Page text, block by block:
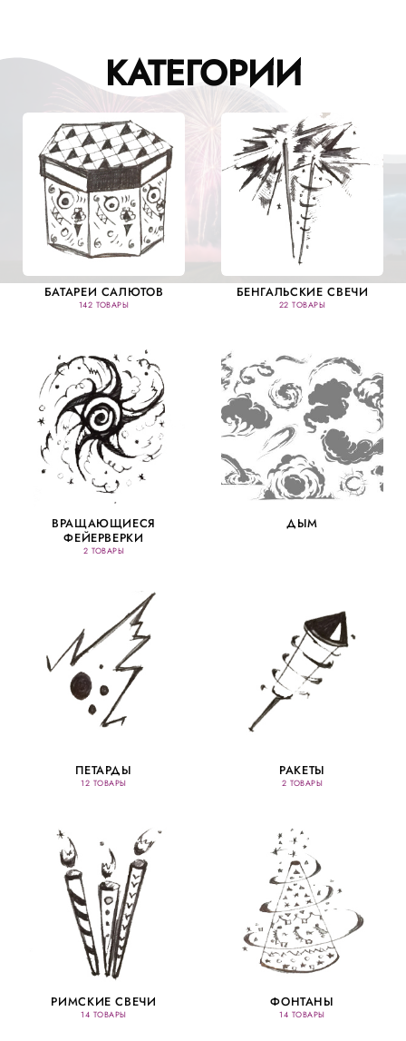
КАТЕГОРИИ
БАТАРЕИ САЛЮТОВ
142 ТОВАРЫ
БЕНГАЛЬСКИЕ СВЕЧИ
22 ТОВАРЫ
ВРАЩАЮЩИЕСЯ
ФЕЙЕРВЕРКИ
2 ТОВАРЫ
ДЫМ
ПЕТАРДЫ
12 ТОВАРЫ
РАКЕТЫ
2 ТОВАРЫ
РИМСКИЕ СВЕЧИ
14 ТОВАРЫ
ФОНТАНЫ
14 ТОВАРЫ